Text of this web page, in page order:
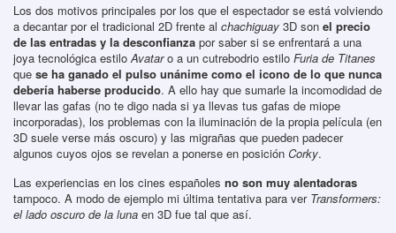
Los dos motivos principales por los que el espectador se está volviendo
a decantar por el tradicional 2D frente al chachiguay 3D son el precio
de las entradas y la desconfianza por saber si se enfrentará a una
joya tecnológica estiloAvataro a un cutrebodrio estilo Furia de Titanes
que se ha ganado el pulso unánime como el icono de lo que nunca
debería haberse producido. A ello hay que sumarle la incomodidad de
llevar las gafas (no te digo nada si ya llevas tus gafas de miope
incorporadas), los problemas con la iluminación de la propia película (en
3D suele verse más oscuro) y las migrañas que pueden padecer
algunos cuyos ojos se revelan a ponerse en posición Corky.
Las experiencias en los cines españoles no son muy alentadoras
tampoco. A modo de ejemplo mi última tentativa para ver Transformers:
el lado oscuro de la luna en 3D fue tal que así.